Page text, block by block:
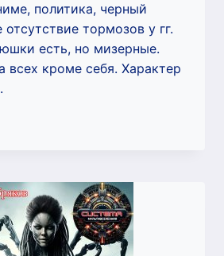
политика, черный
тормозов у гг.
есть, но мизерные.
всех кроме себя. Характер